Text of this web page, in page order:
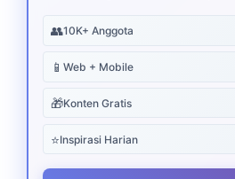
👥10K+ Anggota
📱 Web + Mobile
🎁Konten Gratis
⭐Inspirasi Harian